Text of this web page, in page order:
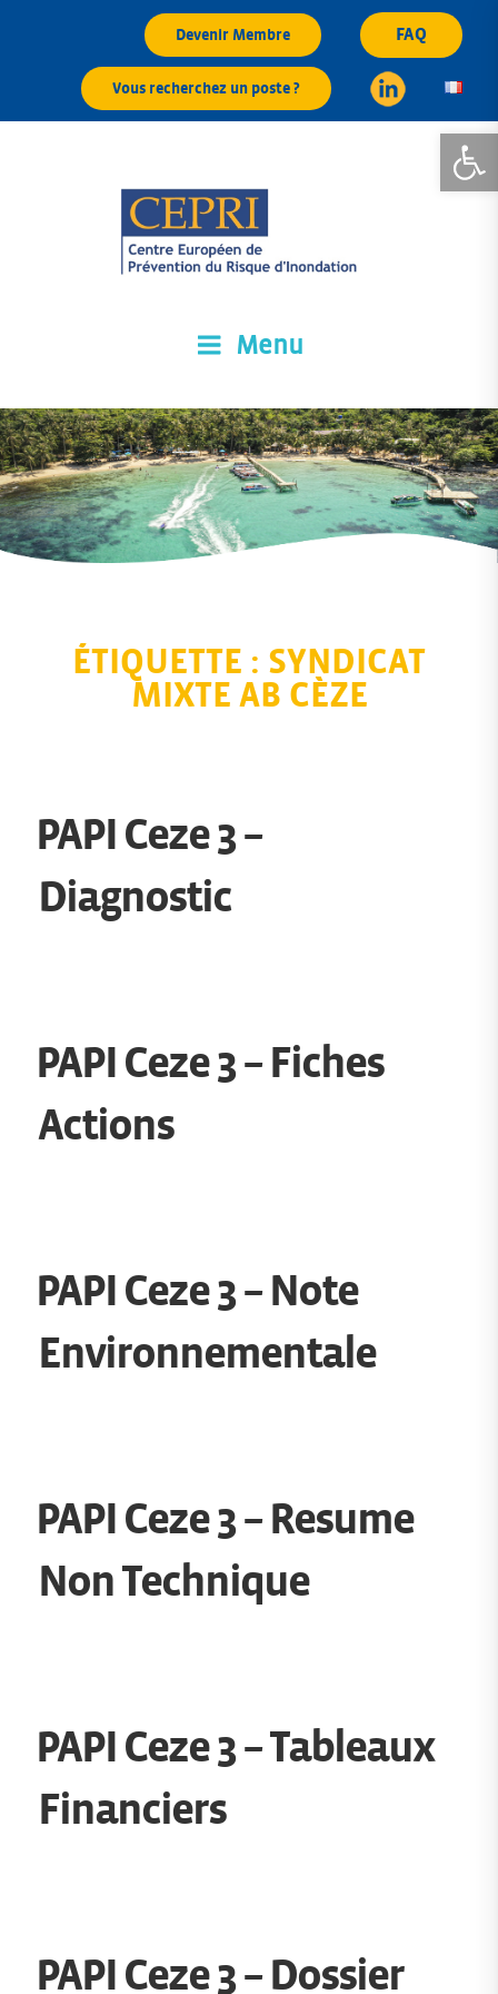
Ouvrir
Devenir Membre FAQ
Vous recherchez un poste ?
Menu
ÉTIQUETTE : SYNDICAT
MIXTE AB CÈZE
PAPI Ceze 3 –
Diagnostic
PAPI Ceze 3 – Fiches
Actions
PAPI Ceze 3 – Note
Environnementale
PAPI Ceze 3 – Resume
Non Technique
PAPI Ceze 3 – Tableaux
Financiers
PAPI Ceze 3 – Dossier